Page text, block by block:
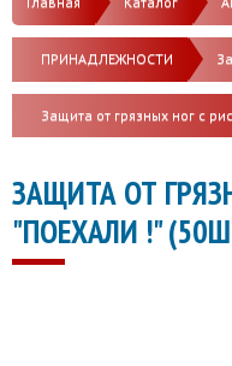
ПРИНАДЛЕЖНОСТИ
Защита от грязных ног с
ЗАЩИТА ОТ
"ПОЕХАЛИ !"